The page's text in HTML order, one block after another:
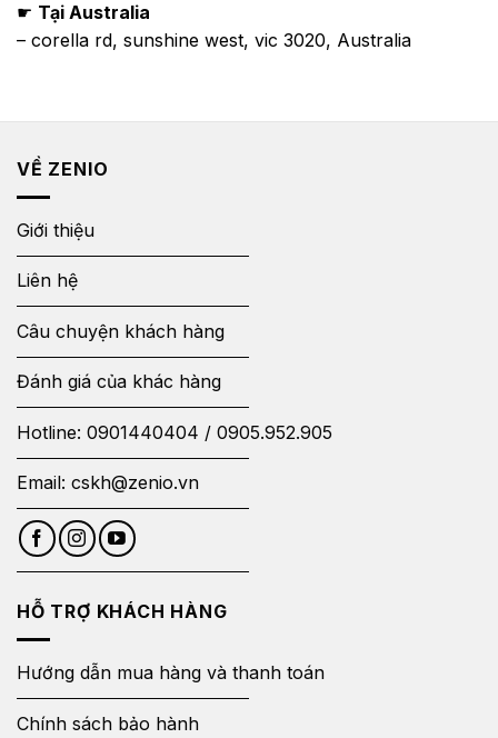
☛ Tại Australia
– corella rd, sunshine west, vic 3020, Australia
VỀ ZENIO
Giới thiệu
Liên hệ
Câu chuyện khách hàng
Đánh giá của khác hàng
Hotline: 0901440404 / 0905.952.905
Email: cskh@zenio.vn
HỖ TRỢ KHÁCH HÀNG
Hướng dẫn mua hàng và thanh toán
Chính sách bảo hành